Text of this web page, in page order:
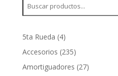
5ta Rueda 44
productos
Accesorios 235235
productos
Amortiguadores 2727